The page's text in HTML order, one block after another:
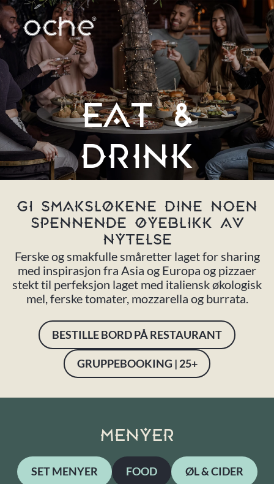
EAT &
DRINK
GI SMAKSLØKENE DINE NOEN
SPENNENDE ØYEBLIKK AV
NYTELSE
Ferske og smakfulle småretter laget for sharing
med inspirasjon fra Asia og Europa og pizzaer
stekt til perfeksjon laget med italiensk økologisk
mel, ferske tomater, mozzarella og burrata.
BESTILLE BORD PÅ RESTAURANT
GRUPPEBOOKING | 25+
MENYER
SET MENYER FOOD ØL & CIDER